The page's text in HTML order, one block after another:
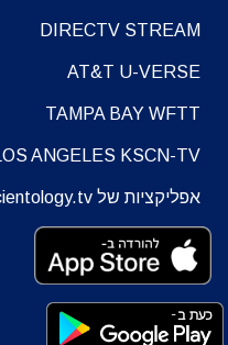
DIRECTV STREAM
AT&T U-VERSE
TAMPA BAY WFTT
LOS ANGELES KSCN-TV
אפליקציות של Scientology.tv